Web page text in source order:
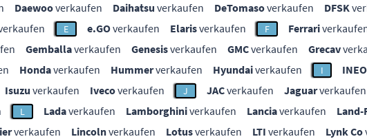
Daewooverkaufen Daihatsu verkaufen DeTomasoverkaufen DFSK
E e.GOverkaufen Elarisverkaufen F Ferrari
Gemballaverkaufen Genesisverkaufen GMCverkaufen Grecav
Hondaverkaufen Hummerverkaufen Hyundaiverkaufen I
Isuzu verkaufen Ivecoverkaufen J JACverkaufen Jaguarverkaufen
L Ladaverkaufen Lamborghiniverkaufen Lanciaverkaufen Land-
verkaufen Lincolnverkaufen Lotusverkaufen LTI verkaufen Lynk Co